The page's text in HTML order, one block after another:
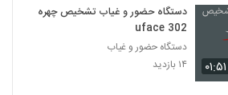
۰۱:۵۱
دستگاه حضور و غیاب تشخیص چهره
uface 302
دستگاه حضور و غیاب
۱۴ بازدید